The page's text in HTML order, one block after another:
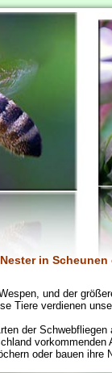
in Scheunen
und der
Tiere verdienen
der
vorkommenden
oder bauen ihre